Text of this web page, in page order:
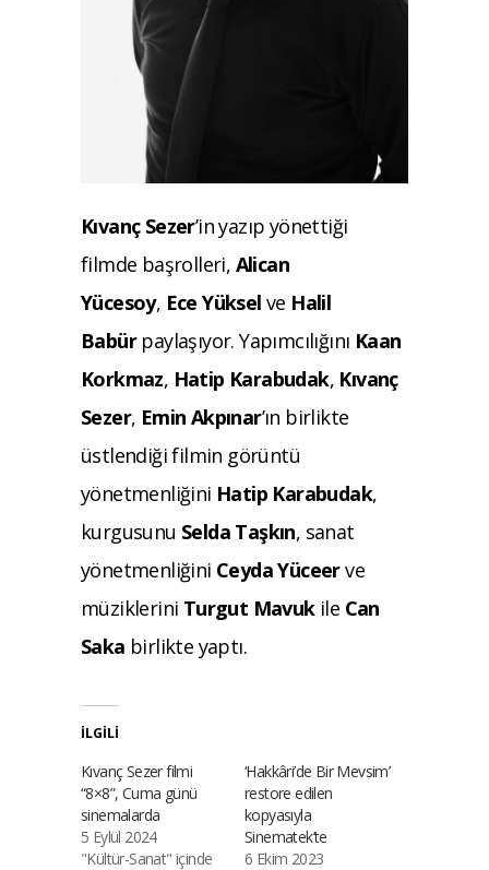
Kıvanç Sezer’in yazıp yönettiği
filmde başrolleri, Alican
Yücesoy, Ece Yüksel ve Halil
Babürpaylaşıyor. Yapımcılığını Kaan
Korkmaz, Hatip Karabudak, Kıvanç
Sezer, Emin Akpınar’ın birlikte
üstlendiği filmin görüntü
yönetmenliğini Hatip Karabudak,
kurgusunu Selda Taşkın, sanat
yönetmenliğini Ceyda Yüceerve
müziklerini Turgut Mavukile Can
Saka birlikte yaptı.
İLGILI
Kıvanç Sezer filmi
“8×8”, Cuma günü
sinemalarda
5 Eylül 2024
"Kültür-Sanat" içinde
‘Hakkâri’de Bir Mevsim’
restore edilen
kopyasıyla
Sinematek’te
6 Ekim 2023